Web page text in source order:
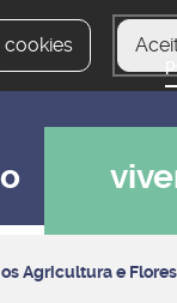
cookies
Agricultura e